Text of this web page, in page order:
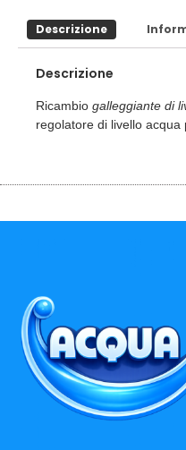
Descrizione
Descrizione
Ricambio galleggiante di
regolatore di livello acqua